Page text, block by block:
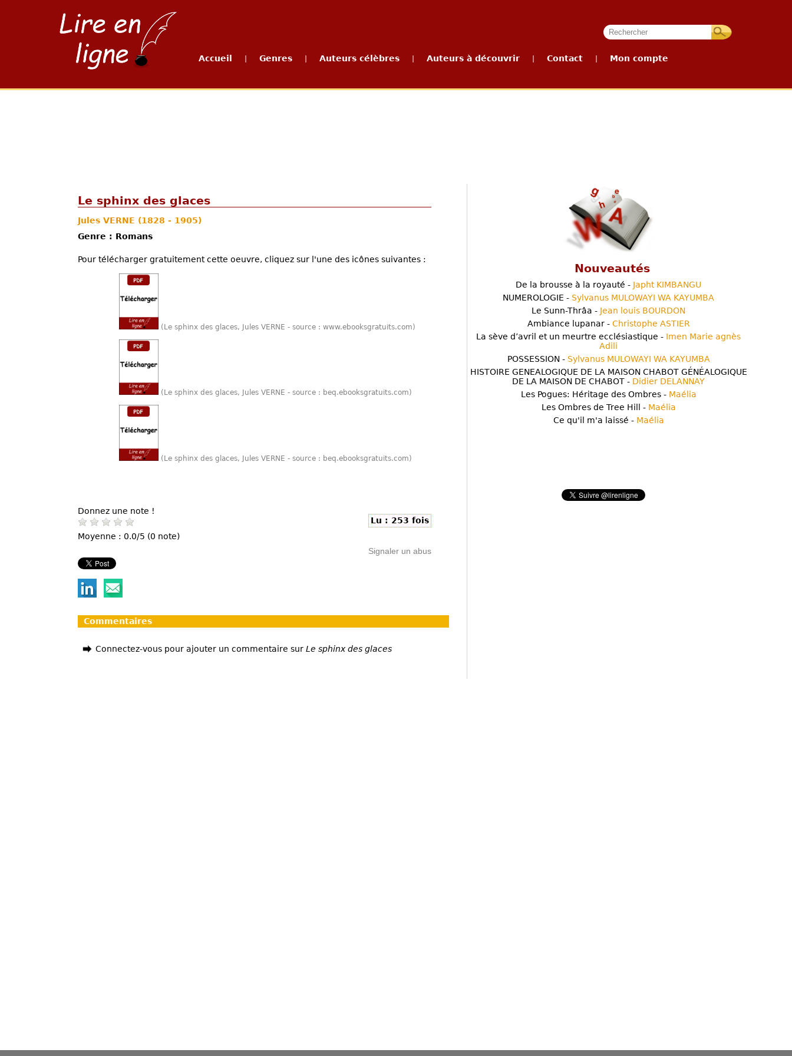
Accueil Genres Auteurs célèbres Auteurs à découvrir Contact Mon compte
Le sphinx des glaces
Jules VERNE (1828 - 1905)
Genre : Romans
Pour télécharger gratuitement cette oeuvre, cliquez sur l'une des icônes suivantes :
(Le sphinx des glaces, Jules VERNE - source : www.ebooksgratuits.com)
(Le sphinx des glaces, Jules VERNE - source : beq.ebooksgratuits.com)
(Le sphinx des glaces, Jules VERNE - source : beq.ebooksgratuits.com)
Donnez une note !
Moyenne : 0.0/5 (0 note)
Lu : 253 fois
Signaler un abus
Commentaires
Connectez-vous pour ajouter un commentaire sur Le sphinx des glaces
Nouveautés
De la brousse à la royauté - Japht KIMBANGU
NUMEROLOGIE - Sylvanus MULOWAYI WA KAYUMBA
Le Sunn-Thrâa - Jean louis BOURDON
Ambiance lupanar - Christophe ASTIER
La sève d’avril et un meurtre ecclésiastique - Imen Marie agnès
Adili
POSSESSION - Sylvanus MULOWAYI WA KAYUMBA
HISTOIRE GENEALOGIQUE DE LA MAISON CHABOT GÉNÉALOGIQUE
DE LA MAISON DE CHABOT - Didier DELANNAY
Les Pogues: Héritage des Ombres - Maélia
Les Ombres de Tree Hill - Maélia
Ce qu'il m'a laissé - Maélia